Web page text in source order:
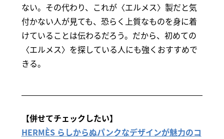
ない。その代わり、これが〈エルメス〉製だと気
付かない人が見ても、恐らく上質なものを身に着
けていることは伝わるだろう。だから、初めての
〈エルメス〉を探している人にも強くおすすめで
きる。
【併せてチェックしたい】
HERMÈS らしからぬパンクなデザインが魅力のコ